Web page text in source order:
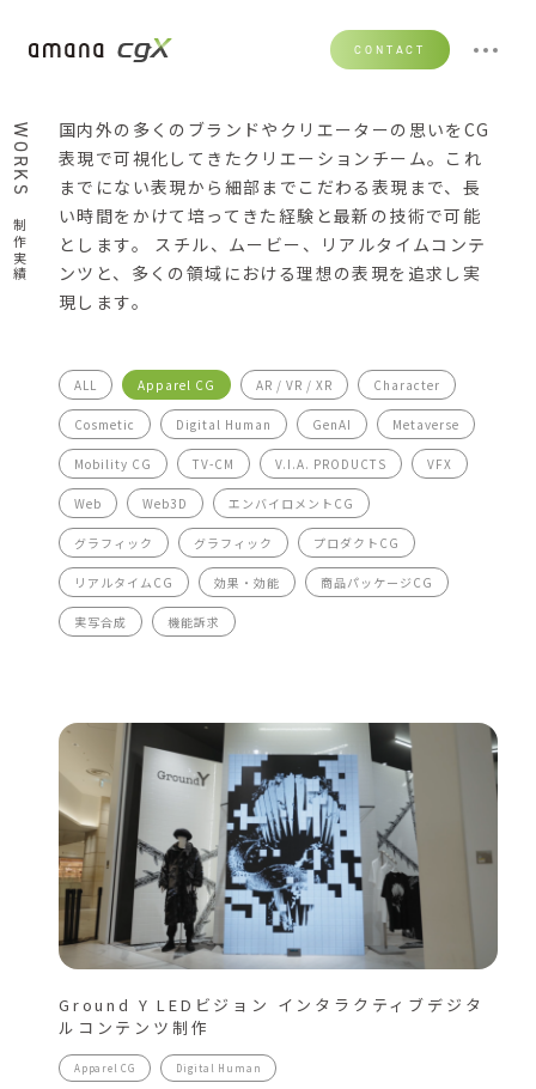
CONTACT
WORKS
制作実績
国内外の多くのブランドやクリエーターの思いをCG
表現で可視化してきたクリエーションチーム。これ
までにない表現から細部までこだわる表現まで、長
い時間をかけて培ってきた経験と最新の技術で可能
とします。 スチル、ムービー、リアルタイムコンテ
ンツと、多くの領域における理想の表現を追求し実
現します。
ALL Apparel CG AR / VR / XR Character
Cosmetic Digital Human GenAI Metaverse
Mobility CG TV-CM V.I.A. PRODUCTS VFX
Web Web3D エンバイロメントCG
グラフィック グラフィック プロダクトCG
リアルタイムCG 効果・効能 商品パッケージCG
実写合成 機能訴求
Ground Y LEDビジョン インタラクティブデジタ
ルコンテンツ制作
Apparel CG Digital Human